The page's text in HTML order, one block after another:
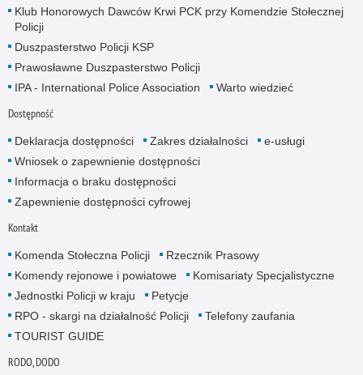
Klub Honorowych Dawców Krwi PCK przy Komendzie Stołecznej
Policji
Duszpasterstwo Policji KSP
Prawosławne Duszpasterstwo Policji
IPA - International Police Association
Warto wiedzieć
Dostępność
Deklaracja dostępności Zakres działalności
e-usługi
Wniosek o zapewnienie dostępności
Informacja o braku dostępności
Zapewnienie dostępności cyfrowej
Kontakt
Komenda Stołeczna Policji
Rzecznik Prasowy
Komendy rejonowe i powiatowe
Komisariaty Specjalistyczne
Jednostki Policji w kraju
Petycje
RPO - skargi na działalność Policji
Telefony zaufania
TOURIST GUIDE
RODO, DODO